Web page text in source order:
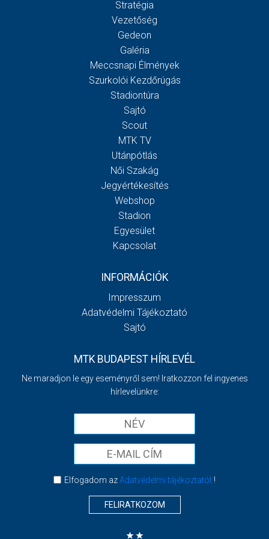
Stratégia
Vezetőség
Gedeon
Galéria
Meccsnapi Élmények
Szurkolói Kezdőrúgás
Stadiontúra
Sajtó
Scout
MTK TV
Utánpótlás
Női Szakág
Jegyértékesítés
Webshop
Stadion
Egyesület
Kapcsolat
INFORMÁCIÓK
Impresszum
Adatvédelmi Tájékoztató
Sajtó
MTK BUDAPEST HÍRLEVÉL
Ne maradjon le egy eseményről sem! Iratkozzon fel ingyenes
hírlevelünkre:
Elfogadom azAdatvédelmi tájékoztatót!
FELIRATKOZOM